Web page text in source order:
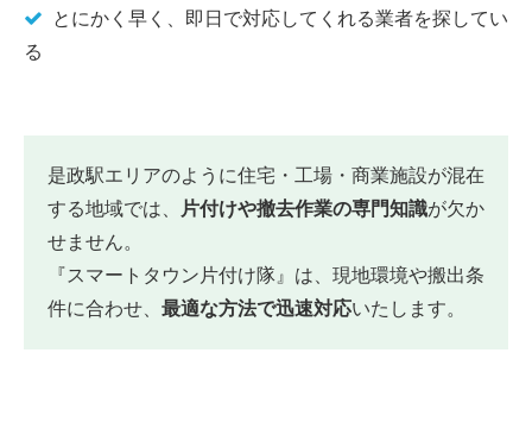
とにかく早く、即日で対応してくれる業者を探してい
る
是政駅エリアのように住宅・工場・商業施設が混在
する地域では、
片付けや撤去作業の専門知識が欠か
せません。
『スマートタウン片付け隊』は、現地環境や搬出条
件に合わせ、 最適な方法で迅速対応いたします。